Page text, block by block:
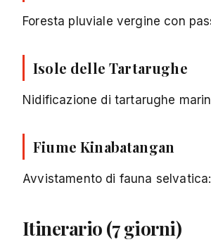
Foresta pluviale vergine con
Isole delle Tartarughe
Nidificazione di tartarughe
Fiume Kinabatangan
Avvistamento di fauna
Itinerario (7 giorni)